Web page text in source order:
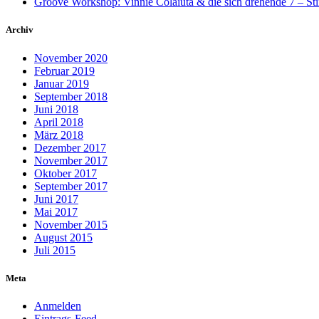
Archiv
November 2020
Februar 2019
Januar 2019
September 2018
Juni 2018
April 2018
März 2018
Dezember 2017
November 2017
Oktober 2017
September 2017
Juni 2017
Mai 2017
November 2015
August 2015
Juli 2015
Meta
Anmelden